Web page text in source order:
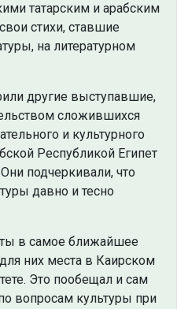
татарским и арабским
стихи, ставшие
на литературном
другие выступавшие,
сложившихся
и культурного
Республикой Египет
подчеркивали, что
давно и тесно
в самое ближайшее
них места в Каирском
Это пообещал и сам
вопросам культуры при